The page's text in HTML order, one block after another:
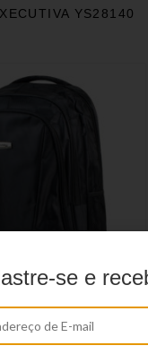
YS28140
YS28161
se e